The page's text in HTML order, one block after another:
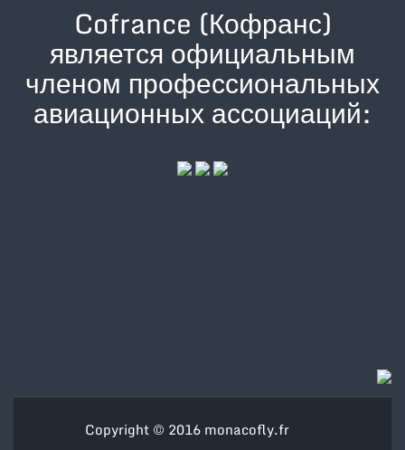
Cofrance (Кофранс)
является официальным
членом профессиональных
авиационных ассоциаций:
Copyright © 2016 monacofly.fr